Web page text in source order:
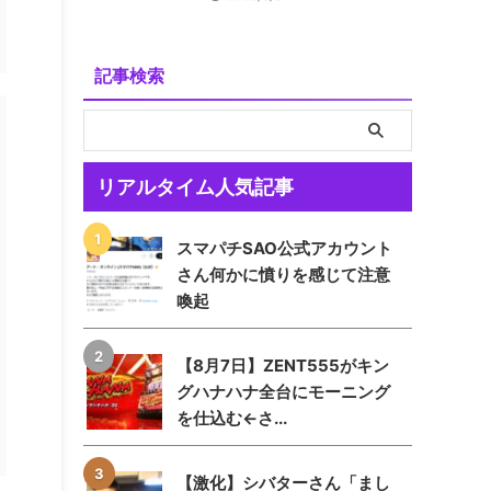
記事検索
リアルタイム人気記事
スマパチSAO公式アカウント
さん何かに憤りを感じて注意
喚起
【8月7日】ZENT555がキン
グハナハナ全台にモーニング
を仕込む←さ...
【激化】シバターさん「まし